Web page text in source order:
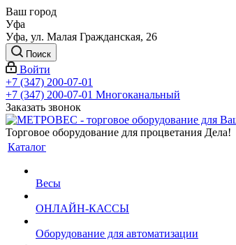
Ваш город
Уфа
Уфа, ул. Малая Гражданская, 26
Поиск
Войти
+7 (347) 200-07-01
+7 (347) 200-07-01 Многоканальный
Заказать звонок
Торговое оборудование для процветания Дела!
Каталог
Весы
ОНЛАЙН-КАССЫ
Оборудование для автоматизации